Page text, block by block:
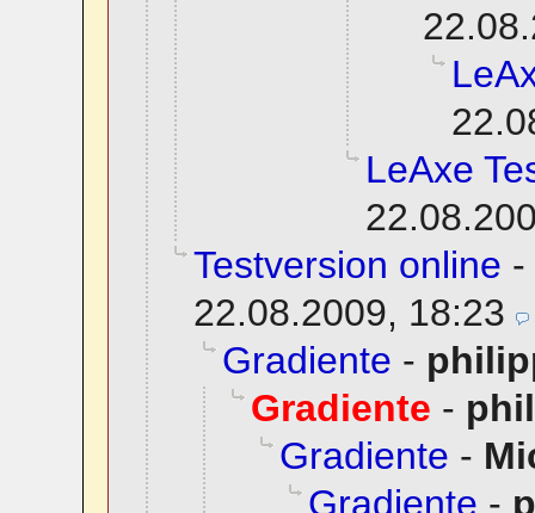
LeAxe
Testversion online -
22.08.2009, 18:23
Gradiente -
Gradiente -
Gradiente -
Gradiente -